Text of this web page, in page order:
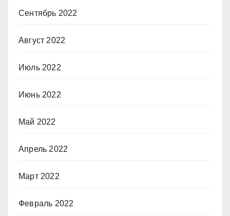
Сентябрь 2022
Август 2022
Июль 2022
Июнь 2022
Май 2022
Апрель 2022
Март 2022
Февраль 2022